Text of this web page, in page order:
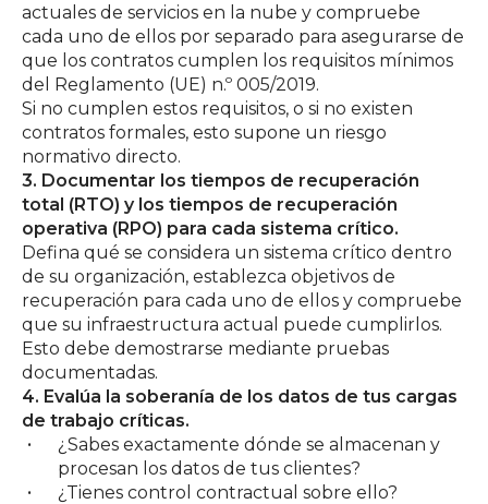
actuales de servicios en la nube y compruebe
cada uno de ellos por separado para asegurarse de
que los contratos cumplen los requisitos mínimos
del Reglamento (UE) n.º 005/2019.
Si no cumplen estos requisitos, o si no existen
contratos formales, esto supone un riesgo
normativo directo.
3. Documentar los tiempos de recuperación
total (RTO) y los tiempos de recuperación
operativa (RPO) para cada sistema crítico.
Defina qué se considera un sistema crítico dentro
de su organización, establezca objetivos de
recuperación para cada uno de ellos y compruebe
que su infraestructura actual puede cumplirlos.
Esto debe demostrarse mediante pruebas
documentadas.
4. Evalúa la soberanía de los datos de tus cargas
de trabajo críticas.
¿Sabes exactamente dónde se almacenan y
procesan los datos de tus clientes?
¿Tienes control contractual sobre ello?